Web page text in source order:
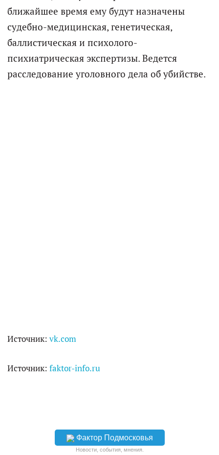
ближайшее время ему будут назначены
судебно-медицинская, генетическая,
баллистическая и психолого-
психиатрическая экспертизы. Ведется
расследование уголовного дела об убийстве.
Источник: vk.com
Источник: faktor-info.ru
Фактор Подмосковья
Новости, события, мнения.